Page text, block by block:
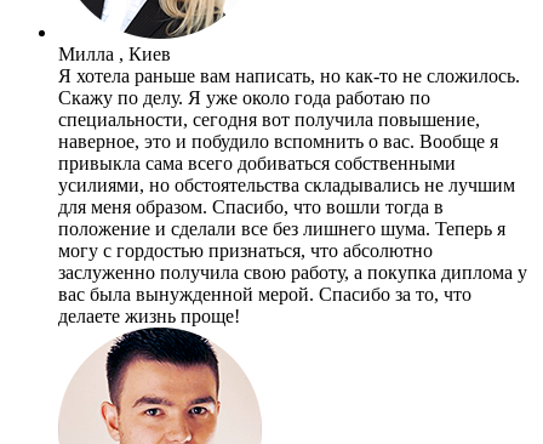
Милла , Киев
Я хотела раньше вам написать, но как-то не сложилось.
Скажу по делу. Я уже около года работаю по
специальности, сегодня вот получила повышение,
наверное, это и побудило вспомнить о вас. Вообще я
привыкла сама всего добиваться собственными
усилиями, но обстоятельства складывались не лучшим
для меня образом. Спасибо, что вошли тогда в
положение и сделали все без лишнего шума. Теперь я
могу с гордостью признаться, что абсолютно
заслуженно получила свою работу, а покупка диплома у
вас была вынужденной мерой. Спасибо за то, что
делаете жизнь проще!